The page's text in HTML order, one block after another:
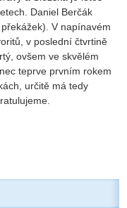
Daniel Berčák
V napínavém
v poslední čtvrtině
ovšem ve skvělém
teprve prvním rokem
určitě má tedy